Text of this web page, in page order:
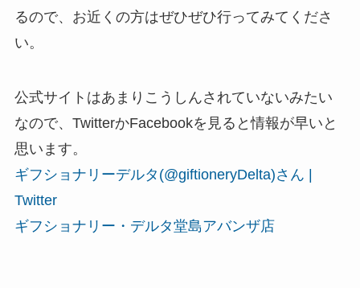
るので、お近くの方はぜひぜひ行ってみてくださ
い。
公式サイトはあまりこうしんされていないみたい
なので、TwitterかFacebookを見ると情報が早いと
思います。
ギフショナリーデルタ(@giftioneryDelta)さん |
Twitter
ギフショナリー・デルタ堂島アバンザ店